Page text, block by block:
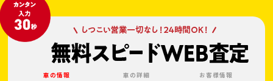
車の情報 車の詳細 お客様情報